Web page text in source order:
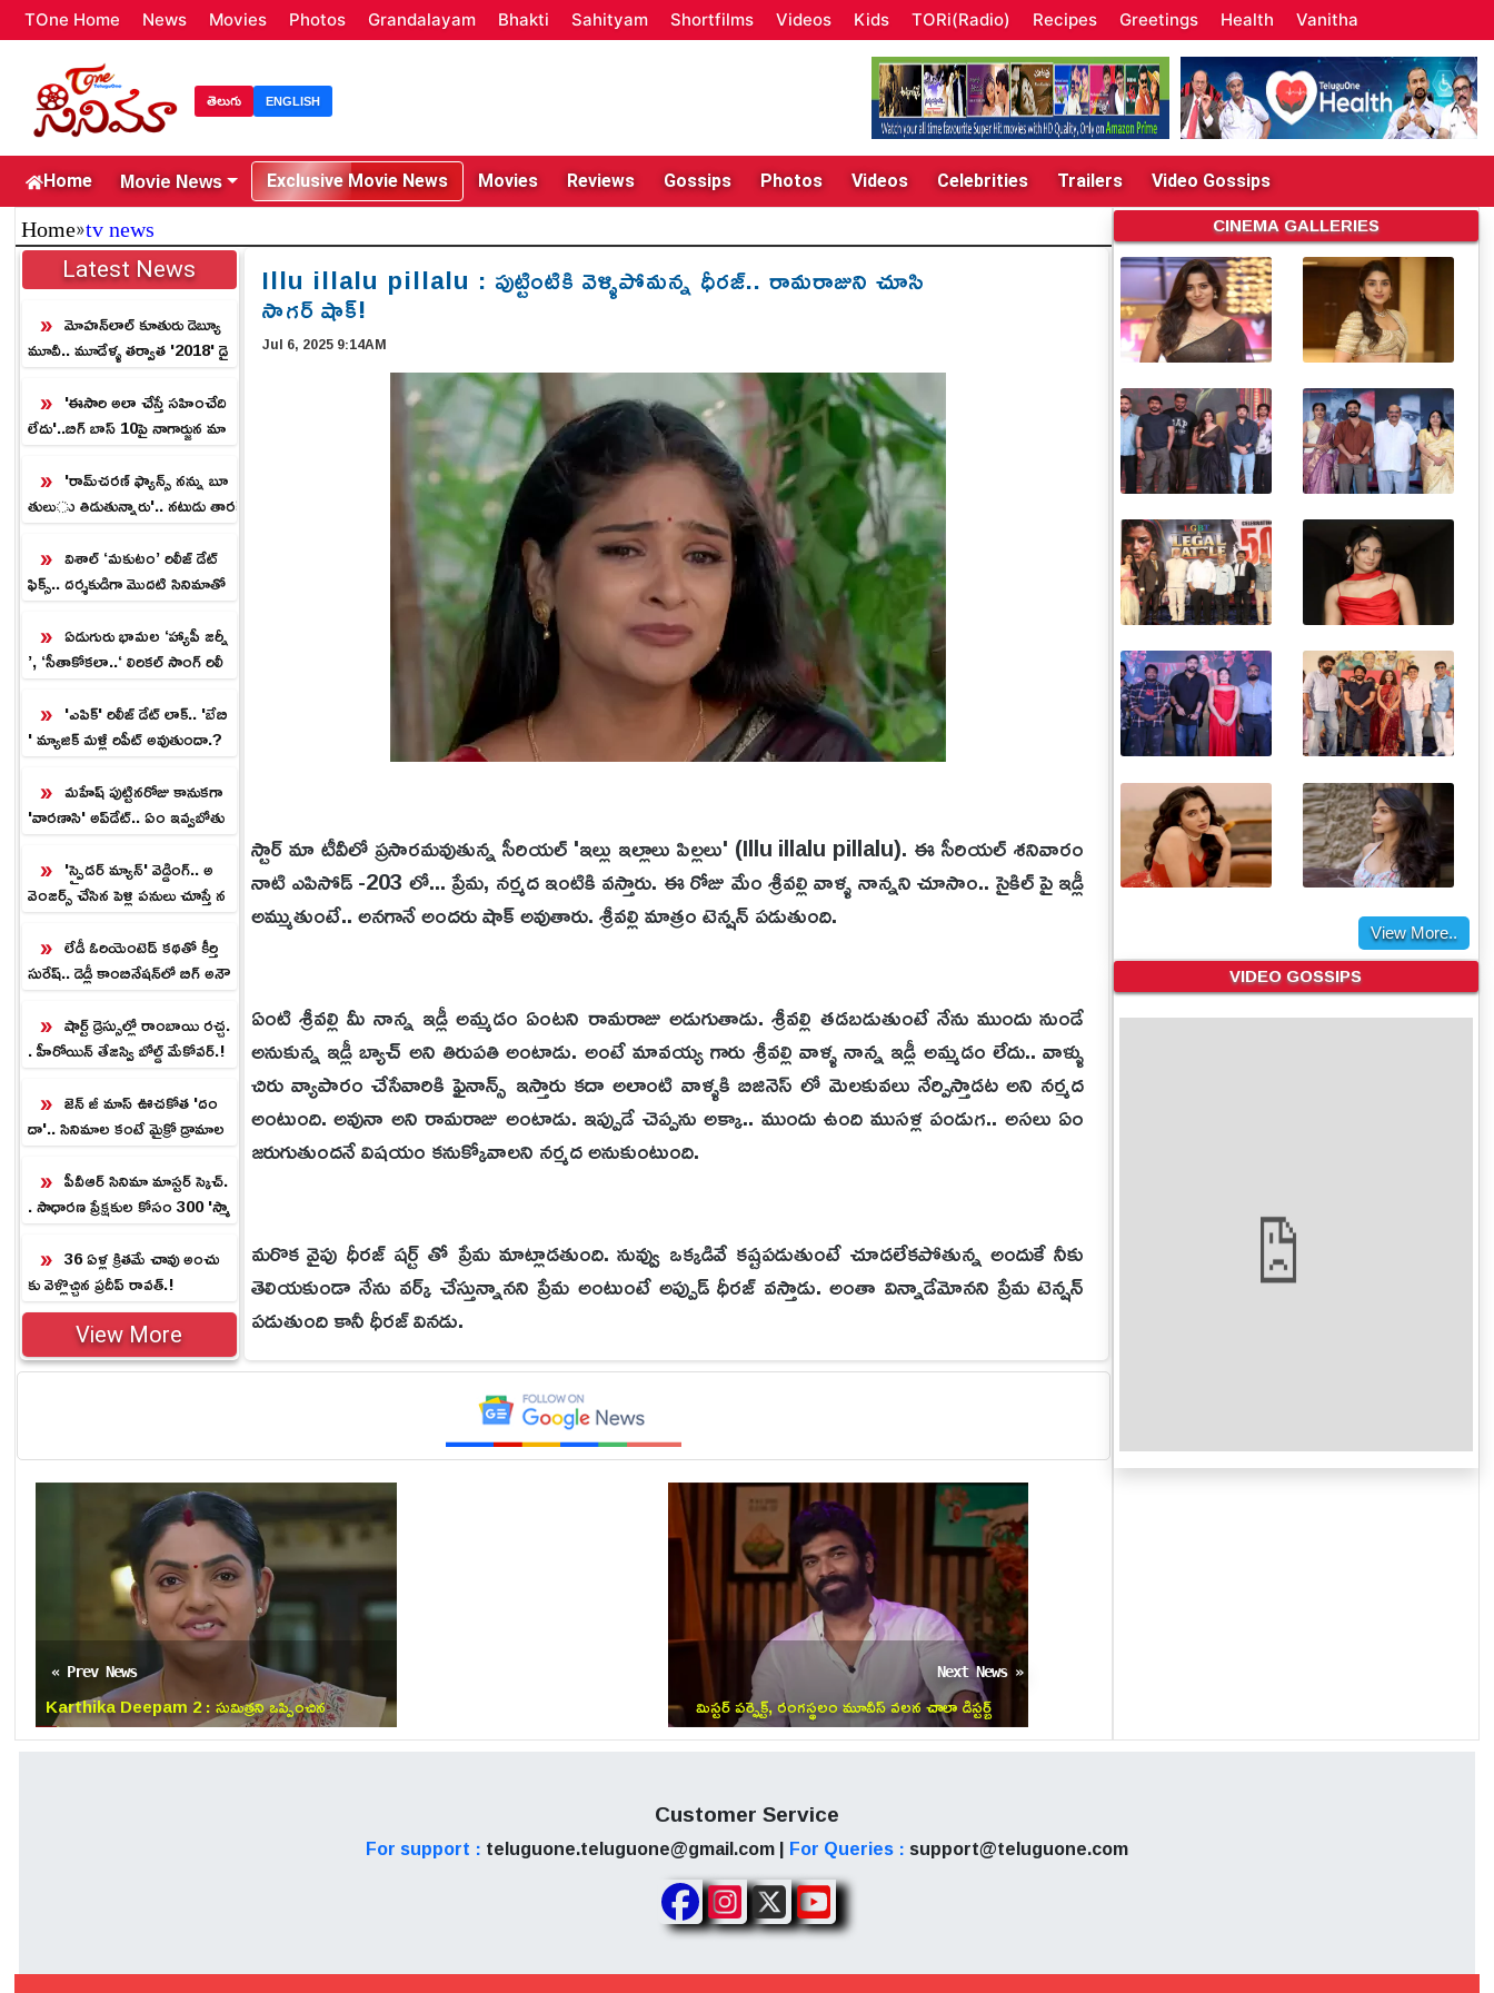
TOne Home News Movies Photos Grandalayam Bhakti Sahityam Shortfilms Videos Kids TORi(Radio) Recipes Greetings Health Vanitha
తెలుగు ENGLISH
Home Movie News Exclusive Movie News Movies Reviews Gossips Photos Videos Celebrities Trailers Video Gossips
Home»tv news
Latest News
మోహన్‌లాల్ కూతురు డెబ్యూ
మూవీ.. మూడేళ్ళ తర్వాత '2018' డై
'ఈసారి అలా చేస్తే సహించేది
లేదు'..బిగ్ బాస్ 10పై నాగార్జున మా
'రామ్‌చరణ్ ఫ్యాన్స్ న‌న్ను బూ
తులు తిడుతున్నారు'.. నటుడు తారక్
విశాల్ ‘మకుటం’ రిలీజ్ డేట్
ఫిక్స్.. దర్శకుడిగా మొదటి సినిమాతో
ఏడుగురు భామల ‘హ్యాపీ జర్నీ
’, ‘సీతాకోకలా..‘ లిరికల్ సాంగ్ రిలీ
'ఎపిక్' రిలీజ్ డేట్ లాక్.. 'బేబి
' మ్యాజిక్ మళ్లీ రిపీట్ అవుతుందా.?
మహేష్ పుట్టినరోజు కానుకగా
'వారణాసి' అప్‌డేట్.. ఏం ఇవ్వ‌బోతు
'స్పైడర్‌ మ్యాన్‌' వెడ్డింగ్.. అ
వెంజర్స్ చేసిన పెళ్లి పనులు చూస్తే న
లేడీ ఓరియెంటెడ్ కథతో కీర్తి
సురేష్‌.. డెడ్లీ కాంబినేషన్‌లో బిగ్ అనౌ
షార్ట్ డ్రెస్సుల్లో రాంబాయి రచ్చ.
. హీరోయిన్ తేజస్వి బోల్డ్ మేకోవర్.!
జెన్ జీ మాస్ ఊచకోత 'దం
దా'.. సినిమాల కంటే మైక్రో డ్రామాల
పీవీఆర్ సినిమా మాస్టర్ స్కెచ్.
. సాధారణ ప్రేక్షకుల కోసం 300 'స్మా
36 ఏళ్ల క్రిత‌మే చావు అంచు
కు వెళ్లొచ్చిన ప్ర‌దీప్ రావ‌త్‌.!
View More
Illu illalu pillalu : పుట్టింటికి వెళ్ళిపోమన్న ధీరజ్.. రామరాజుని‌ చూసి
సాగర్ షాక్!
Jul 6, 2025 9:14AM
స్టార్ మా టీవీలో ప్రసారమవుతున్న సీరియల్ 'ఇల్లు ఇల్లాలు పిల్లలు' (Illu illalu pillalu). ఈ సీరియల్ శనివారం
నాటి ఎపిసోడ్ -203 లో... ప్రేమ, నర్మద ఇంటికి వస్తారు. ఈ రోజు మేం శ్రీవల్లి వాళ్ళ నాన్నని చూసాం.. సైకిల్ పై ఇడ్లీ
అమ్ముతుంటే.. అనగానే అందరు షాక్ అవుతారు. శ్రీవల్లి మాత్రం టెన్షన్ పడుతుంది.
ఏంటి శ్రీవల్లి మీ నాన్న ఇడ్లీ అమ్మడం ఏంటని రామరాజు అడుగుతాడు. శ్రీవల్లి తడబడుతుంటే నేను ముందు నుండే
అనుకున్న ఇడ్లీ బ్యాచ్ అని తిరుపతి అంటాడు. అంటే మావయ్య గారు శ్రీవల్లి వాళ్ళ నాన్న ఇడ్లీ అమ్మడం లేదు.. వాళ్ళు
చిరు వ్యాపారం చేసేవారికి ఫైనాన్స్ ఇస్తారు కదా అలాంటి వాళ్ళకి బిజినెస్ లో మెలకువలు నేర్పిస్తాడట అని నర్మద
అంటుంది. అవునా అని రామరాజు అంటాడు. ఇప్పుడే చెప్పను అక్కా.. ముందు ఉంది ముసళ్ల పండుగ.. అసలు ఏం
జరుగుతుందనే విషయం కనుక్కోవాలని నర్మద అనుకుంటుంది.
మరొక వైపు ధీరజ్ షర్ట్ తో ప్రేమ మాట్లాడతుంది. నువ్వు ఒక్కడివే కష్టపడుతుంటే చూడలేకపోతున్న అందుకే నీకు
తెలియకుండా నేను వర్క్ చేస్తున్నానని ప్రేమ అంటుంటే అప్పుడ్ ధీరజ్ వస్తాడు. అంతా విన్నాడేమోనని ప్రేమ టెన్షన్
పడుతుంది కానీ ధీరజ్ వినడు.
మరొకవైపు నర్మద, సాగర్ రాత్రి బయట కూర్చొని ఉంటారు. సాగర్ గవర్నమెంట్ జాబ్ కోసం ప్రిపేర్ అవుతాడు.
అదంతా శ్రీవల్లి చూసి కావాలనే రామరాజుకి చూపించాలని అనుకుంటుంది. మావయ్య దొంగ అంటూ అరుస్తుంది.
అందరు బయటకు వస్తారు. సాగర్, నర్మదలని రామరాజు చూస్తాడు. రామారాజుని చూసి సాగర్ షాక్ అవుతాడు.
తరువాయి భాగంలో ప్రేమ తన పుట్టింటి వాళ్ళ ఫోటో చూసి బాధపడుతుంటే మరి మీ ఇంటికి వెళ్ళు అంటు ప్రేమని
వాళ్ళ ఇంటిముందుకి నెట్టేస్తాడు. ఆ తర్వాత ఏం జరిగిందో తెలియాలంటే తర్వాతి ఎపిసోడ్ వరకు ఆగాల్సిందే.
« Prev News
Karthika Deepam 2 : సుమిత్రని ఒప్పించిన
జ్యోత్స్న.. దీప ఉండాలంట!
Next News »
మిస్టర్ పర్ఫెక్ట్, రంగస్థలం మూవీస్ వలన చాలా డిస్టర్బ్
అయ్యాను..
CINEMA GALLERIES
View More..
VIDEO GOSSIPS
Customer Service
For support : teluguone.teluguone@gmail.com | For Queries : support@teluguone.com